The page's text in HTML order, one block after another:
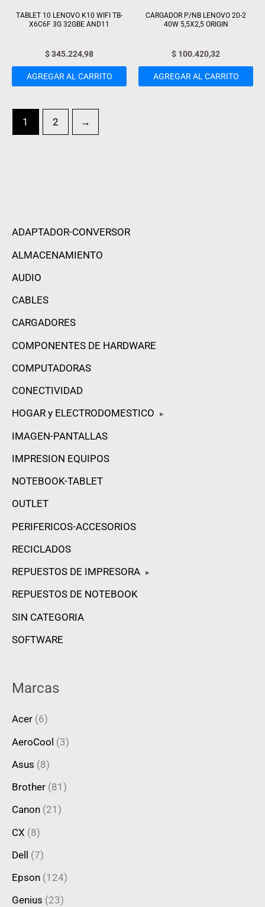
ADAPTADOR-CONVERSOR
ALMACENAMIENTO
AUDIO
CABLES
CARGADORES
COMPONENTES DE HARDWARE
COMPUTADORAS
CONECTIVIDAD
HOGAR y ELECTRODOMESTICO
▸
IMAGEN-PANTALLAS
IMPRESION EQUIPOS
NOTEBOOK-TABLET
OUTLET
PERIFERICOS-ACCESORIOS
RECICLADOS
REPUESTOS DE IMPRESORA ▸
REPUESTOS DE NOTEBOOK
SIN CATEGORIA
SOFTWARE
Marcas
Acer (6)
AeroCool (3)
Asus (8)
Brother (81)
Canon (21)
CX (8)
Dell (7)
Epson (124)
Genius (23)
TABLET 10 LENOVO K10 WIFI TB-
X6C6F 3G 32GBE AND11
$345.224,98
AGREGAR AL CARRITO
CARGADOR P/NB LENOVO 20-2
40W 5,5X2,5 ORIGIN
$ 100.420,32
AGREGAR AL CARRITO
1 2 →